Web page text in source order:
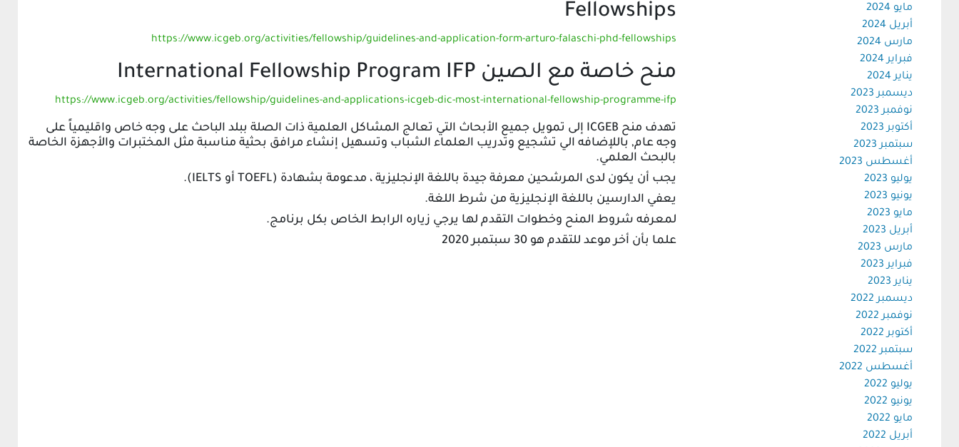
مايو 2024
أبريل 2024
مارس 2024
فبراير 2024
يناير 2024
ديسمبر 2023
نوفمبر 2023
أكتوبر 2023
سبتمبر 2023
أغسطس 2023
يوليو 2023
يونيو 2023
مايو 2023
أبريل 2023
مارس 2023
فبراير 2023
يناير 2023
ديسمبر 2022
نوفمبر 2022
أكتوبر 2022
سبتمبر 2022
أغسطس 2022
يوليو 2022
يونيو 2022
مايو 2022
أبريل 2022
Fellowships
https://www.icgeb.org/activities/fellowship/guidelines-and-application-form-arturo-falaschi-phd-fellowships
منح خاصة مع الصين International Fellowship Program IFP
https://www.icgeb.org/activities/fellowship/guidelines-and-applications-icgeb-dic-most-international-fellowship-programme-ifp
تهدف منح ICGEB إلى تمويل جميع الأبحاث التي تعالج المشاكل العلمية ذات الصلة ببلد الباحث على وجه خاص واقليمياً على
وجه عام, باللإضافه الي تشجيع وتدريب العلماء الشباب وتسهيل إنشاء مرافق بحثية مناسبة مثل المختبرات والأجهزة الخاصة
بالبحث العلمي.
يجب أن يكون لدى المرشحين معرفة جيدة باللغة الإنجليزية ، مدعومة بشهادة (TOEFL أو IELTS).
يعفي الدارسين باللغة الإنجليزية من شرط اللغة.
لمعرفه شروط المنح وخطوات التقدم لها يرجي زياره الرابط الخاص بكل برنامج.
علما بأن أخر موعد للتقدم هو 30 سبتمبر 2020